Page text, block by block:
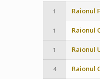
1 Raionul
1 Raionul
1 Raionul
4 Raionul